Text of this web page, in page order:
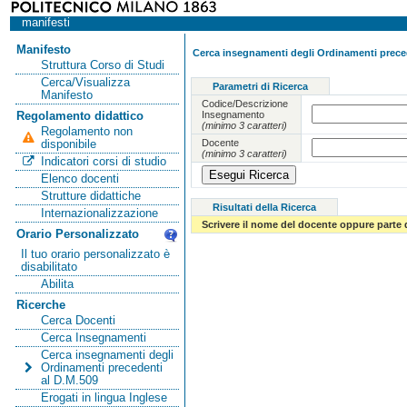
manifesti
Manifesto
Struttura Corso di Studi
Cerca/Visualizza
Manifesto
Regolamento didattico
Regolamento non
disponibile
Indicatori corsi di studio
Elenco docenti
Strutture didattiche
Internazionalizzazione
Orario Personalizzato
Il tuo orario personalizzato è
disabilitato
Abilita
Ricerche
Cerca Docenti
Cerca Insegnamenti
Cerca insegnamenti degli
Ordinamenti precedenti
al D.M.509
Erogati in lingua Inglese
Cerca insegnamenti degli Ordinamenti
Parametri di Ricerca
Codice/Descrizione
Insegnamento
(minimo 3 caratteri)
Docente
(minimo 3 caratteri)
Risultati della Ricerca
Scrivere il nome del docente oppure